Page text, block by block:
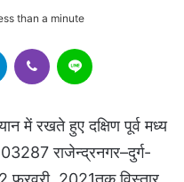
than a minute
Telegram Viber
में रखते हुए दक्षिण पूर्व मध्य
राजेन्द्रनगर–दुर्ग-